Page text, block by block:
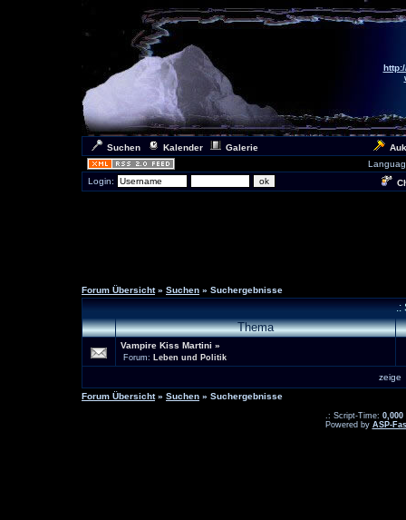
Suchen Kalender Galerie
Login:
Forum Übersicht» Suchen » Suchergebnisse
.:
Thema
Vampire Kiss Martini »
Forum: Leben und Politik
zeige
Forum Übersicht» Suchen » Suchergebnisse
.: Script-Time: 0,000
Powered by ASP-